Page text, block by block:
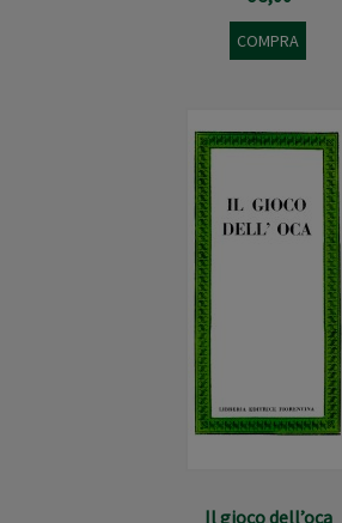
COMPRA
Il gioco dell’oca